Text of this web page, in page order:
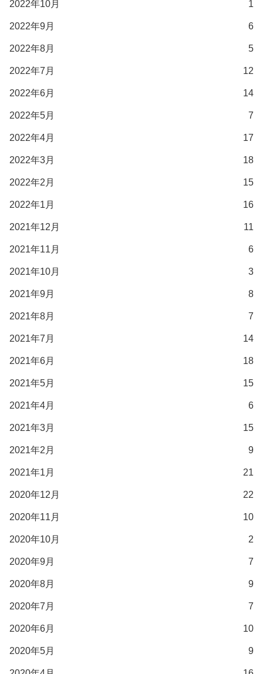
2022年10月 1
2022年9月 6
2022年8月 5
2022年7月 12
2022年6月 14
2022年5月 7
2022年4月 17
2022年3月 18
2022年2月 15
2022年1月 16
2021年12月 11
2021年11月 6
2021年10月 3
2021年9月 8
2021年8月 7
2021年7月 14
2021年6月 18
2021年5月 15
2021年4月 6
2021年3月 15
2021年2月 9
2021年1月 21
2020年12月 22
2020年11月 10
2020年10月 2
2020年9月 7
2020年8月 9
2020年7月 7
2020年6月 10
2020年5月 9